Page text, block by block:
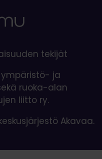
tekijät
ympäristö- ja
ruoka-alan
liitto ry.
Akavaa.